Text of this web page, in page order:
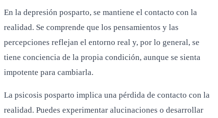
En la depresión posparto, se mantiene el contacto con la
realidad. Se comprende que los pensamientos y las
percepciones reflejan el entorno real y, por lo general, se
tiene conciencia de la propia condición, aunque se sienta
impotente para cambiarla.
La psicosis posparto implica una pérdida de contacto con la
realidad. Puedes experimentar alucinaciones o desarrollar